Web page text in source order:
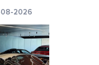
2026